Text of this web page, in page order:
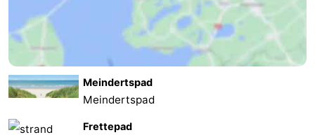
Meindertspad
Meindertspad
Frettepad